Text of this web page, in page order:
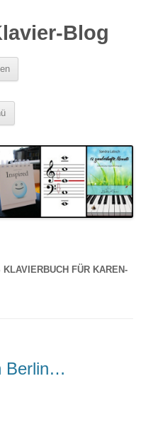
Blog
KLAVIERBUCH FÜR KAREN-
Berlin…